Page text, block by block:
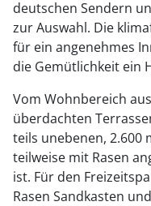
deutschen Sendern
zur Auswahl. Die
für ein angenehmes
die Gemütlichkeit ein
Vom Wohnbereich
überdachten
teils unebenen, 2.600
teilweise mit Rasen
ist. Für den
Rasen Sandkasten